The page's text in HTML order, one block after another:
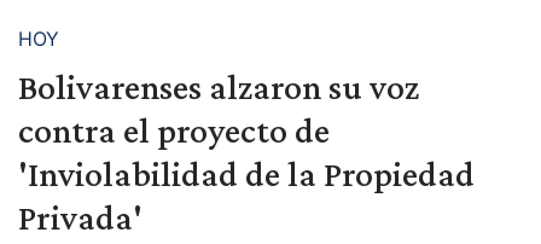
HOY
Bolivarenses alzaron su voz
contra el proyecto de
'Inviolabilidad de la Propiedad
Privada'